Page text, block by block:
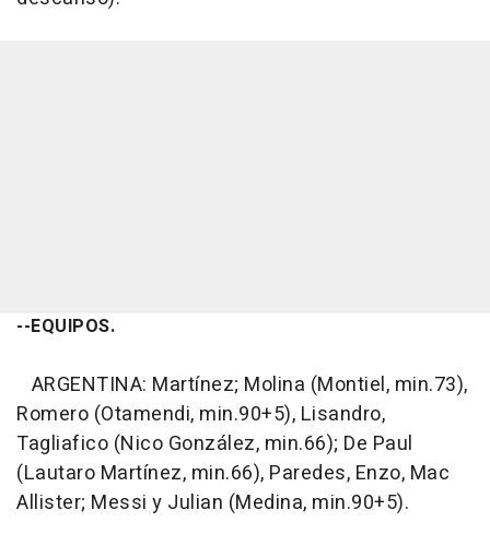
--EQUIPOS.
ARGENTINA: Martínez; Molina (Montiel, min.73),
Romero (Otamendi, min.90+5), Lisandro,
Tagliafico (Nico González, min.66); De Paul
(Lautaro Martínez, min.66), Paredes, Enzo, Mac
Allister; Messi y Julian (Medina, min.90+5).